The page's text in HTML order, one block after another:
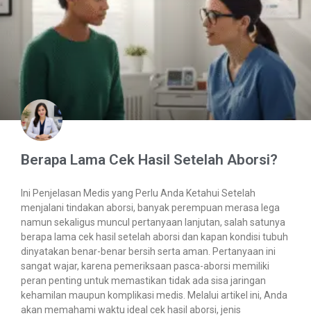
Berapa Lama Cek Hasil Setelah Aborsi?
Ini Penjelasan Medis yang Perlu Anda Ketahui Setelah
menjalani tindakan aborsi, banyak perempuan merasa lega
namun sekaligus muncul pertanyaan lanjutan, salah satunya
berapa lama cek hasil setelah aborsi dan kapan kondisi tubuh
dinyatakan benar-benar bersih serta aman. Pertanyaan ini
sangat wajar, karena pemeriksaan pasca-aborsi memiliki
peran penting untuk memastikan tidak ada sisa jaringan
kehamilan maupun komplikasi medis. Melalui artikel ini, Anda
akan memahami waktu ideal cek hasil aborsi, jenis